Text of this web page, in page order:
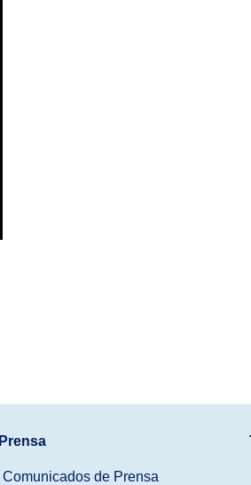
Prensa
Comunicados de Prensa